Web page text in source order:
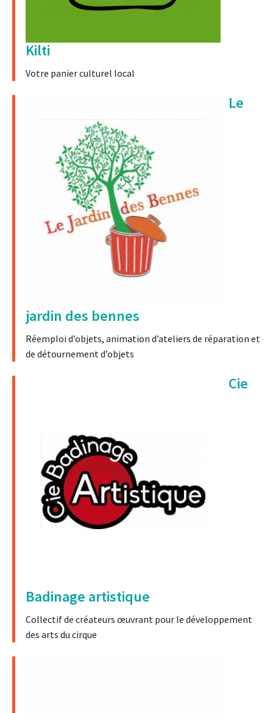
Kilti
Votre panier culturel local
Le
jardin des bennes
Réemploi d’objets, animation d’ateliers de réparation et
de détournement d’objets
Cie
Badinage artistique
Collectif de créateurs œuvrant pour le développement
des arts du cirque